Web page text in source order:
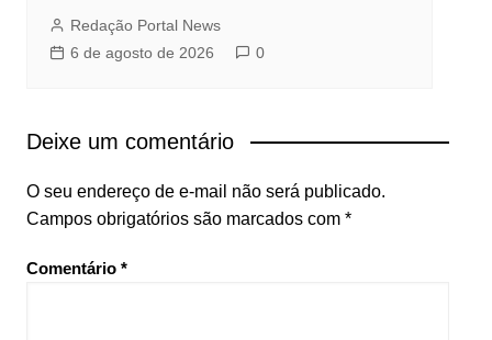
Redação Portal News
6 de agosto de 2026
0
Deixe um comentário
O seu endereço de e-mail não será publicado.
Campos obrigatórios são marcados com *
Comentário *